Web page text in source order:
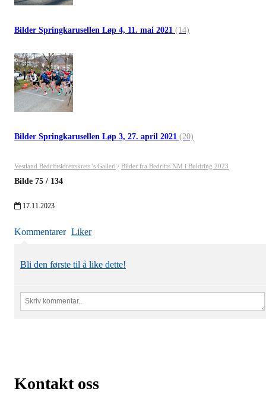
Bilder Springkarusellen Løp 4, 11. mai 2021 (14)
Bilder Springkarusellen Løp 3, 27. april 2021 (20)
Vestland Bedriftsidrettskrets 's Galleri / Bilder fra Bedrifts NM i Buldring 2023
Bilde 75 / 134
17.11.2023
Kommentarer Liker
Bli den første til å like dette!
Kontakt oss